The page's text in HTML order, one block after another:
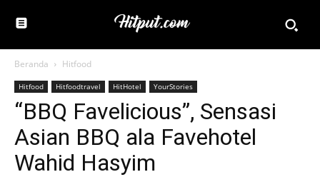
Beranda Hitfood
Hitfood Hitfoodtravel HitHotel YourStories
“BBQ Favelicious”, Sensasi
Asian BBQ ala Favehotel
Wahid Hasyim